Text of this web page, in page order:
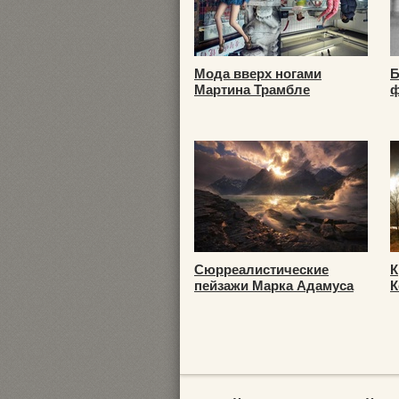
Мода вверх ногами
Мартина Трамбле
Сюрреалистические
пейзажи Марка Адамуса